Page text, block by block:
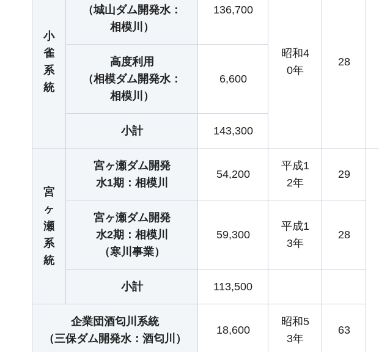
小
雀
系
統
（城山ダム開発水：
相模川）
136,700
昭和4
0年
28
高度利用
（相模ダム開発水：
相模川）
6,600
小計 143,300
宮
ヶ
瀬
系
統
宮ヶ瀬ダム開発
水1期：相模川
54,200
平成1
2年
29
宮ヶ瀬ダム開発
水2期：相模川
（寒川事業）
59,300
平成1
3年
28
小計 113,500
企業団酒匂川系統
（三保ダム開発水：酒匂川）
18,600
昭和5
3年
63